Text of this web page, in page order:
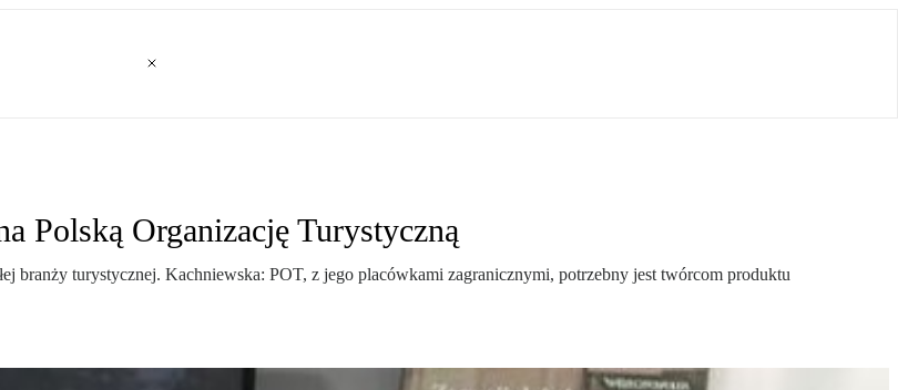
Polską Organizację Turystyczną
branży turystycznej. Kachniewska: POT, z jego placówkami zagranicznymi, potrzebny jest twórcom produktu